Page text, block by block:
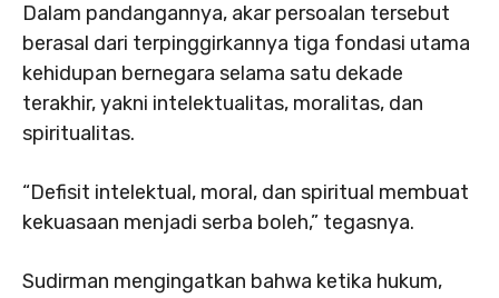
Dalam pandangannya, akar persoalan tersebut
berasal dari terpinggirkannya tiga fondasi utama
kehidupan bernegara selama satu dekade
terakhir, yakni intelektualitas, moralitas, dan
spiritualitas.
“Defisit intelektual, moral, dan spiritual membuat
kekuasaan menjadi serba boleh,” tegasnya.
Sudirman mengingatkan bahwa ketika hukum,